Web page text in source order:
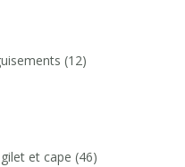
(12)
et cape (46)